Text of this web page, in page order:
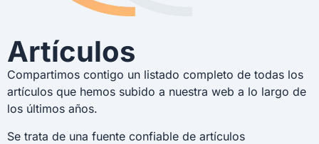
Artículos
Compartimos contigo un listado completo de todas los
artículos que hemos subido a nuestra web a lo largo de
los últimos años.
Se trata de una fuente confiable de artículos